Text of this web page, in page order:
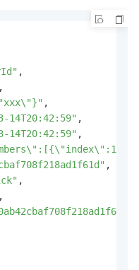
,
,
,
14T20:42:59" ,
14T20:42:59" ,
,
,
,